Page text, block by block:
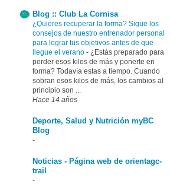
Blog :: Club La Cornisa
¿Quieres recuperar la forma? Sigue los
consejos de nuestro entrenador personal
para lograr tus objetivos antes de que
llegue el verano - ¿Estás preparado para
perder esos kilos de más y ponerte en
forma? Todavía estas a tiempo. Cuando
sobran esos kilos de más, los cambios al
principio son ...
Hace 14 años
Deporte, Salud y Nutrición myBC
Blog
-
Noticias - Página web de orientagc-
trail
-